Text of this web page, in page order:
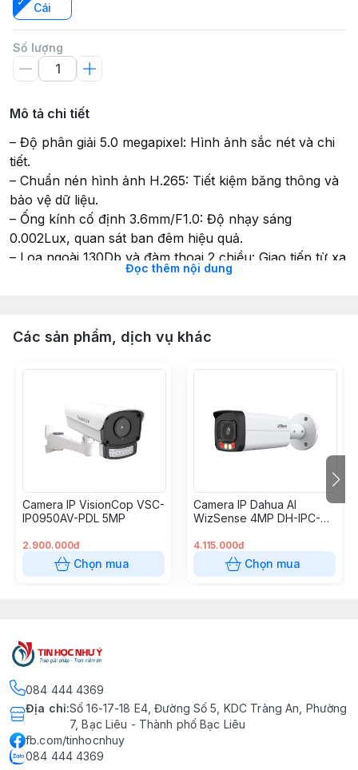
Cái
Số lượng
Mô tả chi tiết
– Độ phân giải 5.0 megapixel: Hình ảnh sắc nét và chi
tiết.
– Chuẩn nén hình ảnh H.265: Tiết kiệm băng thông và
bảo vệ dữ liệu.
– Ống kính cố định 3.6mm/F1.0: Độ nhạy sáng
0.002Lux, quan sát ban đêm hiệu quả.
– Loa ngoài 130Db và đàm thoại 2 chiều: Giao tiếp từ xa
– Hỗ trợ 3 chế độ quan sát: Full Color, Day&Night,
– Hỗ trợ lưu trữ đa dạng: Khe cắm thẻ nhớ micro SD
– Tính năng AI mạnh mẽ: Nhận diện khuôn mặt, biển
số xe và phát hiện sự cố.
– Hỗ trợ lưu trữ đám mây: Dropbox và các tên miền
– Tiêu chuẩn chống bụi và nước IP66: Phù hợp sử
dụng trong mọi điều kiện thời tiết.
Đọc thêm nội dung
Các sản phẩm, dịch vụ khác
Camera IP VisionCop VSC-
IP0950AV-PDL 5MP
2.900.000đ
Chọn mua
Camera IP Dahua AI
WizSense 4MP DH-IPC-
4.115.000đ
Chọn mua
084 444 4369
Địa chỉ:Số 16-17-18 E4, Đường Số 5, KDC Tràng An, Phường
7, Bạc Liêu - Thành phố Bạc Liêu
fb.com/tinhocnhuy
084 444 4369